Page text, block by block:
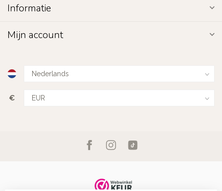
Informatie
Mijn account
€